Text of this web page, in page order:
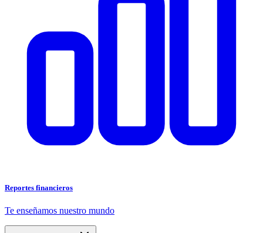
Reportes financieros
Te enseñamos nuestro mundo